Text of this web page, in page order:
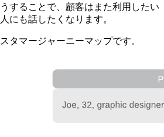
することで、顧客はまた利用したい
にも話したくなります。
タマージャーニーマップです。